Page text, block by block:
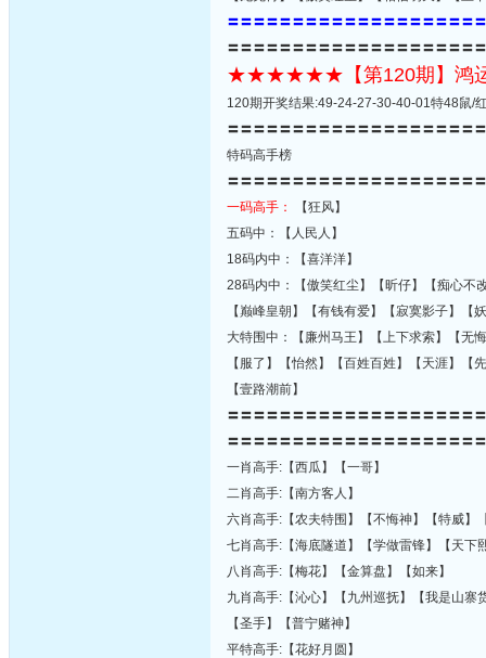
〓〓〓〓〓〓〓〓〓〓〓〓〓〓〓〓〓〓〓
〓〓〓〓〓〓〓〓〓〓〓〓〓〓〓〓〓〓〓
★★★★★★【第120期】鸿
120期开奖结果:49-24-27-30-40-01特48鼠/
〓〓〓〓〓〓〓〓〓〓〓〓〓〓〓〓〓〓〓
特码高手榜
〓〓〓〓〓〓〓〓〓〓〓〓〓〓〓〓〓〓〓
一码高手：
【狂风】
五码中：【人民人】
18码内中：【喜洋洋】
28码内中：【傲笑红尘】【昕仔】【痴心不
【巅峰皇朝】【有钱有爱】【寂寞影子】
大特围中：【廉州马王】【上下求索】【无
【服了】【怡然】【百姓百姓】【天涯】
【壹路潮前】
〓〓〓〓〓〓〓〓〓〓〓〓〓〓〓〓〓〓〓
〓〓〓〓〓〓〓〓〓〓〓〓〓〓〓〓〓〓〓
一肖高手:【西瓜】【一哥】
二肖高手:【南方客人】
六肖高手:【农夫特围】【不悔神】【特威】
七肖高手:【海底隧道】【学做雷锋】【天下
八肖高手:【梅花】【金算盘】【如来】
九肖高手:【沁心】【九州巡抚】【我是山
【圣手】【普宁赌神】
平特高手:【花好月圆】